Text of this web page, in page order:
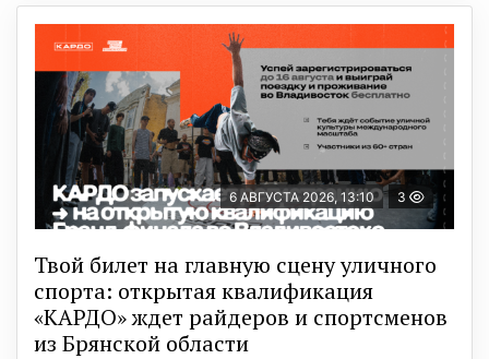
6 АВГУСТА 2026, 13:10 3
Твой билет на главную сцену уличного
спорта: открытая квалификация
«КАРДО» ждет райдеров и спортсменов
из Брянской области